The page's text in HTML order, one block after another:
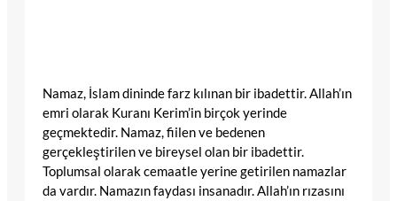
Namaz, İslam dininde farz kılınan bir ibadettir. Allah’ın
emri olarak Kuranı Kerim’in birçok yerinde
geçmektedir. Namaz, fiilen ve bedenen
gerçekleştirilen ve bireysel olan bir ibadettir.
Toplumsal olarak cemaatle yerine getirilen namazlar
da vardır. Namazın faydası insanadır. Allah’ın rızasını